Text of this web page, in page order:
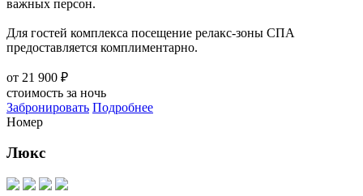
важных персон.
Для гостей комплекса посещение релакс-зоны СПА
предоставляется комплиментарно.
от 21 900 ₽
стоимость за ночь
Забронировать Подробнее
Номер
Люкс